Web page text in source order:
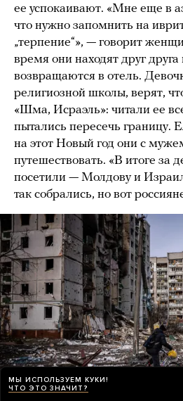
ее успокаивают. «Мне еще в
что нужно запомнить на
„терпение“», — говорит
время они находят друг друга
возвращаются в отель.
религиозной школы, верят,
«Шма, Исраэль»: читали ее
пытались пересечь границу.
на этот Новый год они с
путешествовать. «В итоге за
посетили — Молдову и
так собрались, но вот
МЫ ИСПОЛЬЗУЕМ КУКИ!
ЧТО ЭТО ЗНАЧИТ?